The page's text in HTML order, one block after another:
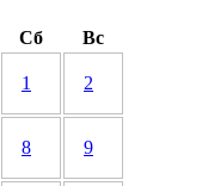
Сб Вс
1 2
8 9